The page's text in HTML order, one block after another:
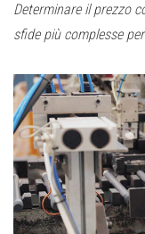
Determinare il prezzo
sfide più complesse